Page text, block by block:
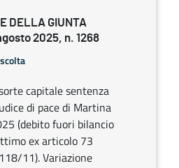
DELLA GIUNTA
2025, n. 1268
capitale sentenza
di pace di Martina
(debito fuori bilancio
ex articolo 73
11). Variazione